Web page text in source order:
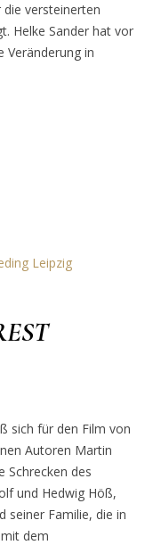
versteinerten
Helke Sander hat vor
Veränderung in
Leipzig
sich für den Film von
Autoren Martin
Schrecken des
und Hedwig Höß,
seiner Familie, die in
dem